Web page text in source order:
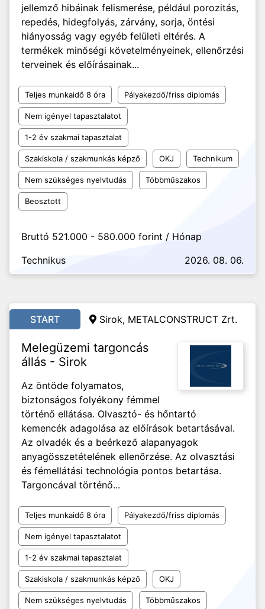
jellemző hibáinak felismerése, például porozitás,
repedés, hidegfolyás, zárvány, sorja, öntési
hiányosság vagy egyéb felületi eltérés. A
termékek minőségi követelményeinek, ellenőrzési
terveinek és előírásainak...
Teljes munkaidő 8 óra Pályakezdő/friss diplomás
Nem igényel tapasztalatot
1-2 év szakmai tapasztalat
Szakiskola / szakmunkás képző OKJ Technikum
Nem szükséges nyelvtudás Többműszakos
Beosztott
Bruttó 521.000 - 580.000 forint / Hónap
Technikus
2026. 08. 06.
START Sirok, METALCONSTRUCT Zrt.
Melegüzemi targoncás
állás - Sirok
Az öntöde folyamatos,
biztonságos folyékony fémmel
történő ellátása. Olvasztó- és hőntartó
kemencék adagolása az előírások betartásával.
Az olvadék és a beérkező alapanyagok
anyagösszetételének ellenőrzése. Az olvasztási
és fémellátási technológia pontos betartása.
Targoncával történő...
Teljes munkaidő 8 óra Pályakezdő/friss diplomás
Nem igényel tapasztalatot
1-2 év szakmai tapasztalat
Szakiskola / szakmunkás képző OKJ
Nem szükséges nyelvtudás Többműszakos